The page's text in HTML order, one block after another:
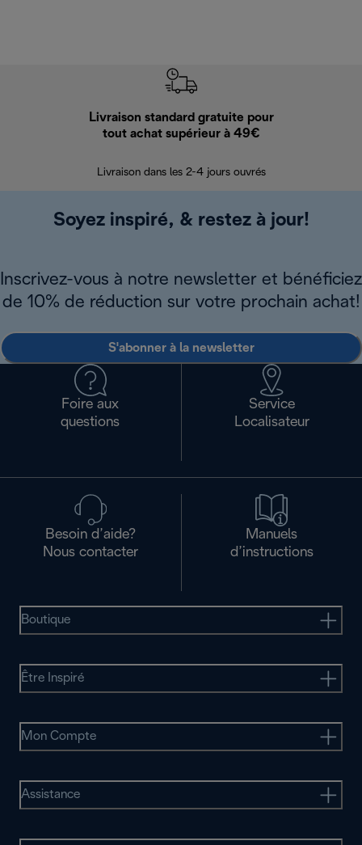
Livraison standard gratuite pour
tout achat supérieur à 49€
Livraison dans les 2-4 jours ouvrés
Soyez inspiré, & restez à jour!
Inscrivez-vous à notre newsletter et bénéficiez
de 10% de réduction sur votre prochain achat!
S'abonner à la newsletter
Foire aux
questions
Service
Localisateur
Besoin d’aide?
Nous contacter
Manuels
d’instructions
Boutique
Être Inspiré
Mon Compte
Assistance